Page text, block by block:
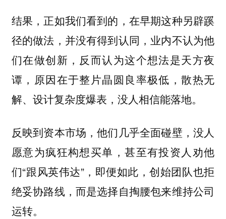
结果，正如我们看到的，在早期这种另辟蹊
径的做法，并没有得到认同，业内不认为他
们在做创新，反而认为这个想法是天方夜
谭，原因在于整片晶圆良率极低，散热无
解、设计复杂度爆表，没人相信能落地。
反映到资本市场，他们几乎全面碰壁，没人
愿意为疯狂构想买单，甚至有投资人劝他
们“跟风英伟达”，即便如此，创始团队也拒
绝妥协路线，而是选择自掏腰包来维持公司
运转。